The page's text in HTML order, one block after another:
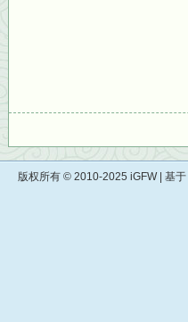
版权所有 © 2010-2025 iGFW | 基于